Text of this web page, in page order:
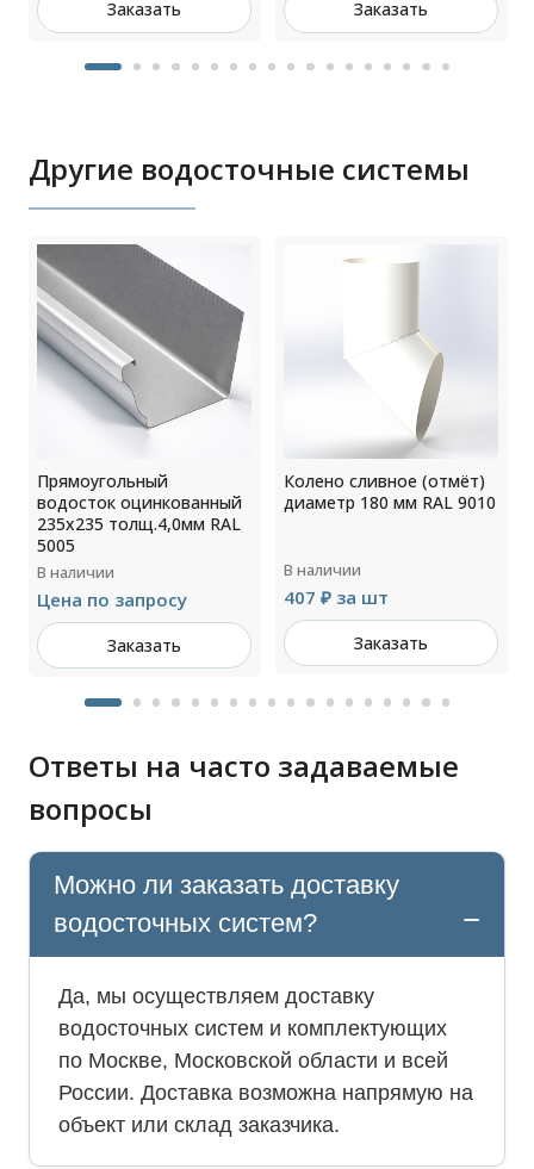
Заказать Заказать
Другие водосточные системы
Прямоугольный
водосток оцинкованный
235х235 толщ.4,0мм RAL
5005
В наличии
Цена по запросу
Заказать
Колено сливное (отмёт)
диаметр 180 мм RAL 9010
В наличии
407 ₽ за шт
Заказать
Ответы на часто задаваемые
вопросы
Можно ли заказать доставку
водосточных систем?
Да, мы осуществляем доставку
водосточных систем и комплектующих
по Москве, Московской области и всей
России. Доставка возможна напрямую на
объект или склад заказчика.